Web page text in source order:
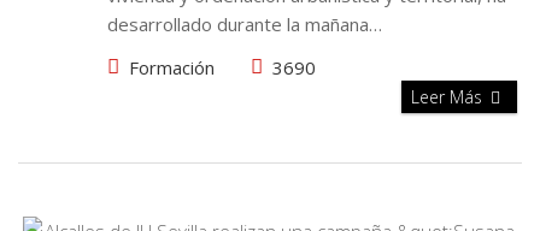
desarrollado durante la mañana…
Formación
3690
Leer Más